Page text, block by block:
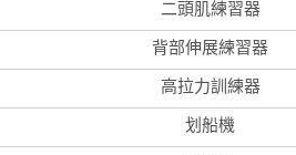
二頭肌練習器
背部伸展練習器
高拉力訓練器
划船機